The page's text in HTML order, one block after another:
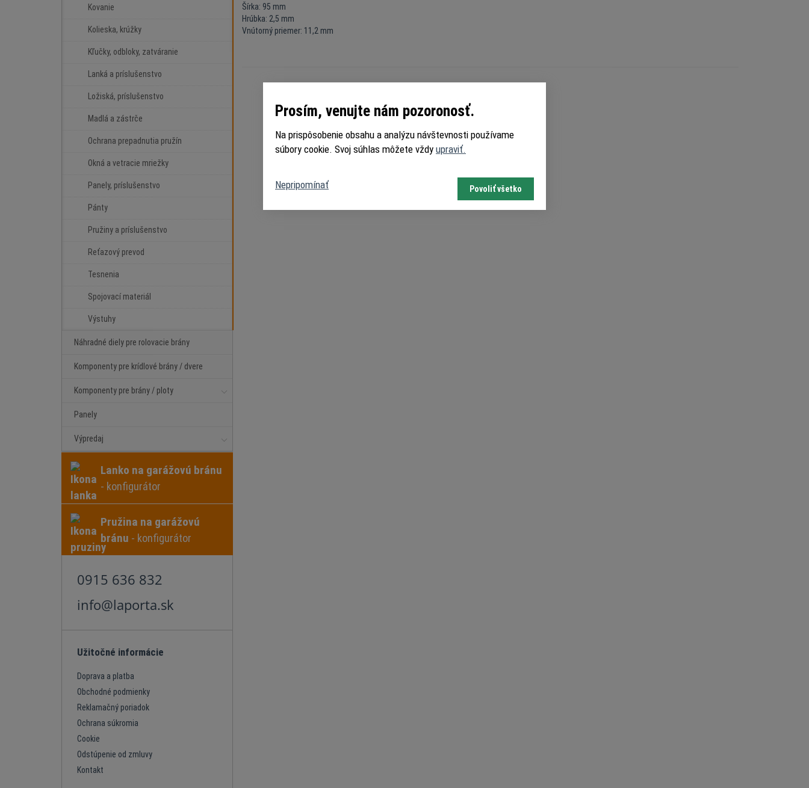
Kovanie
Kolieska, krúžky
Kľučky, odbloky, zatváranie
Lanká a príslušenstvo
Ložiská, príslušenstvo
Madlá a zástrče
Ochrana prepadnutia pružín
Okná a vetracie mriežky
Panely, príslušenstvo
Pánty
Pružiny a príslušenstvo
Reťazový prevod
Tesnenia
Spojovací materiál
Výstuhy
Náhradné diely pre rolovacie brány
Komponenty pre krídlové brány / dvere
Komponenty pre brány / ploty
Panely
Výpredaj
Lanko na garážovú bránu
- konfigurátor
Pružina na garážovú
bránu - konfigurátor
0915 636 832
info@laporta.sk
Užitočné informácie
Doprava a platba
Obchodné podmienky
Reklamačný poriadok
Ochrana súkromia
Cookie
Odstúpenie od zmluvy
Kontakt
Šírka: 95 mm
Hrúbka: 2,5 mm
Vnútorný priemer: 11,2 mm
Prosím, venujte nám pozoronosť.
Na prispôsobenie obsahu a analýzu návštevnosti používame
súbory cookie. Svoj súhlas môžete vždy upraviť.
Nepripomínať Povoliť všetko